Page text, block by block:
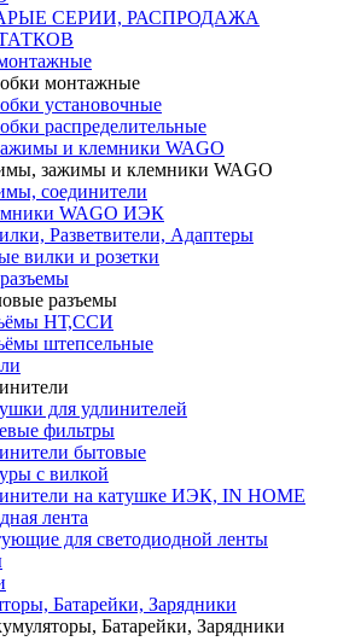
СЕРИИ, РАСПРОДАЖА
монтажные
установочные
распределительные
и клемники WAGO
зажимы и клемники WAGO
соединители
WAGO ИЭК
Разветвители, Адаптеры
вилки и розетки
разъемы
НТ,ССИ
штепсельные
для удлинителей
фильтры
бытовые
с вилкой
на катушке ИЭК, IN HOME
лента
для светодиодной ленты
Батарейки, Зарядники
Батарейки, Зарядники